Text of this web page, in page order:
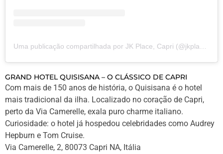
GRAND HOTEL QUISISANA – O CLÁSSICO DE CAPRI
Com mais de 150 anos de história, o Quisisana é o hotel
mais tradicional da ilha. Localizado no coração de Capri,
perto da Via Camerelle, exala puro charme italiano.
Curiosidade: o hotel já hospedou celebridades como Audrey
Hepburn e Tom Cruise.
Via Camerelle, 2, 80073 Capri NA, Itália